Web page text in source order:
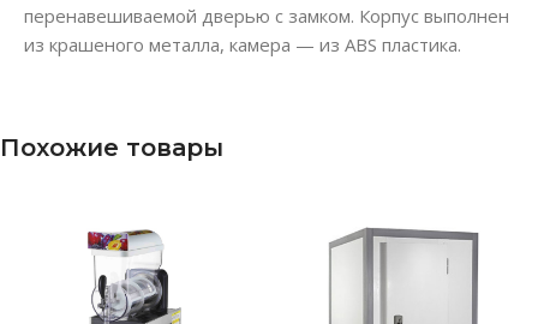
перенавешиваемой дверью с замком. Корпус выполнен
из крашеного металла, камера — из ABS пластика.
Похожие товары